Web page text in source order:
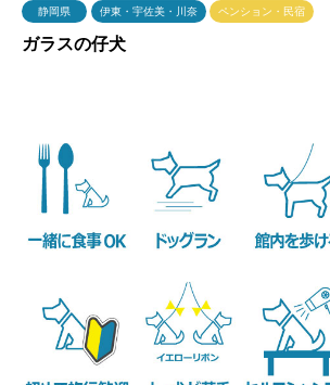
静岡県 伊東・宇佐美・川奈 ペンション・民宿
ガラスの仔犬